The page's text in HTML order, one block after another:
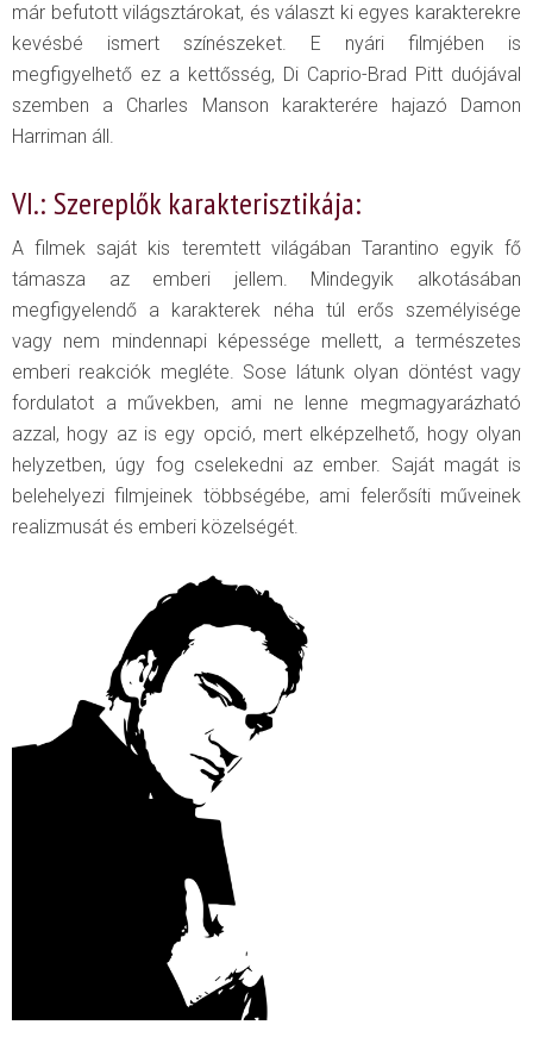
már befutott világsztárokat, és választ ki egyes karakterekre
kevésbé ismert színészeket. E nyári filmjében is
megfigyelhető ez a kettősség, Di Caprio-Brad Pitt duójával
szemben a Charles Manson karakterére hajazó Damon
Harriman áll.
VI.: Szereplők karakterisztikája:
A filmek saját kis teremtett világában Tarantino egyik fő
támasza az emberi jellem. Mindegyik alkotásában
megfigyelendő a karakterek néha túl erős személyisége
vagy nem mindennapi képessége mellett, a természetes
emberi reakciók megléte. Sose látunk olyan döntést vagy
fordulatot a művekben, ami ne lenne megmagyarázható
azzal, hogy az is egy opció, mert elképzelhető, hogy olyan
helyzetben, úgy fog cselekedni az ember. Saját magát is
belehelyezi filmjeinek többségébe, ami felerősíti műveinek
realizmusát és emberi közelségét.